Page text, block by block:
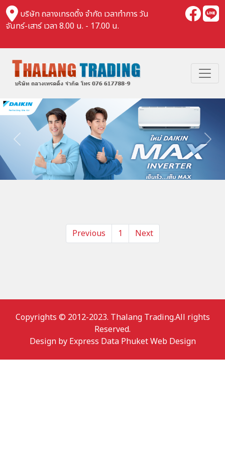
บริษัท ถลางเทรดดิ้ง จำกัด เวลาทำการ วัน
จันทร์-เสาร์ เวลา 8.00 น. - 17.00 น.
Previous Next
Previous 1 Next
Copyrights © 2012-2023. Thalang Trading.All rights
Reserved.
Design by Express Data Phuket Web Design